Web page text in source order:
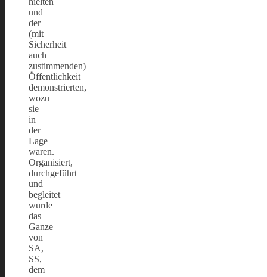
und
der
(mit
Sicherheit
auch
zustimmenden)
Öffentlichkeit
demonstrierten,
wozu
sie
in
der
Lage
waren.
Organisiert,
durchgeführt
und
begleitet
wurde
das
Ganze
von
SA,
SS,
dem